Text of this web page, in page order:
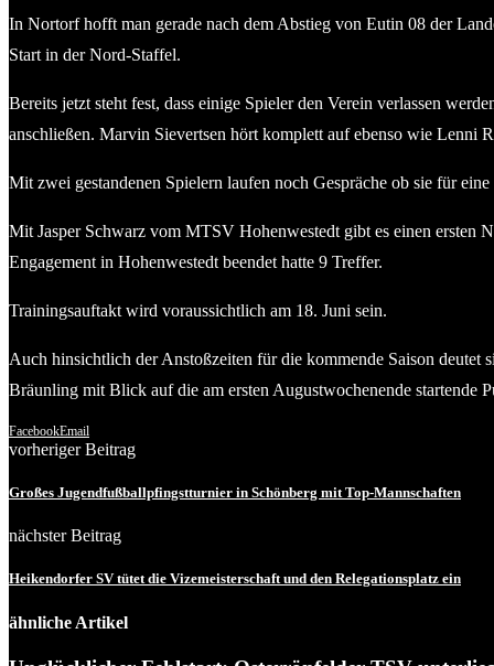
In Nortorf hofft man gerade nach dem Abstieg von Eutin 08 der
Start in der Nord-Staffel.
Bereits jetzt steht fest, dass einige Spieler den Verein verlassen
anschließen. Marvin Sievertsen hört komplett auf ebenso wie Lenni
Mit zwei gestandenen Spielern laufen noch Gespräche ob sie für
Mit Jasper Schwarz vom MTSV Hohenwestedt gibt es einen ersten
Engagement in Hohenwestedt beendet hatte 9 Treffer.
Trainingsauftakt wird voraussichtlich am 18. Juni sein.
Auch hinsichtlich der Anstoßzeiten für die kommende Saison deutet
Bräunling mit Blick auf die am ersten Augustwochenende startende
FacebookEmail
vorheriger Beitrag
Großes Jugendfußballpfingstturnier in Schönberg mit Top-Mannschaften
nächster Beitrag
Heikendorfer SV tütet die Vizemeisterschaft und den Relegationsplatz ein
ähnliche Artikel